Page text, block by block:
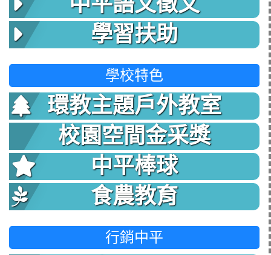
學習扶助
學校特色
環教主題戶外教室
校園空間金采獎
中平棒球
食農教育
行銷中平